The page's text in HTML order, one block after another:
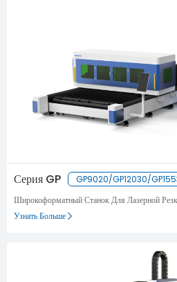
Серия GP
GP9020/GP12030/
Широкоформатный Станок Для Лазерной
Узнать Больше